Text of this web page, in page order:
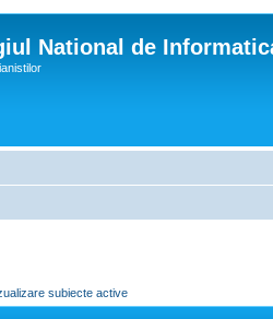
National de
subiecte active